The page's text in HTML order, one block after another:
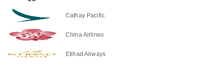
Cathay Pacific
China Airlines
Etihad Airways